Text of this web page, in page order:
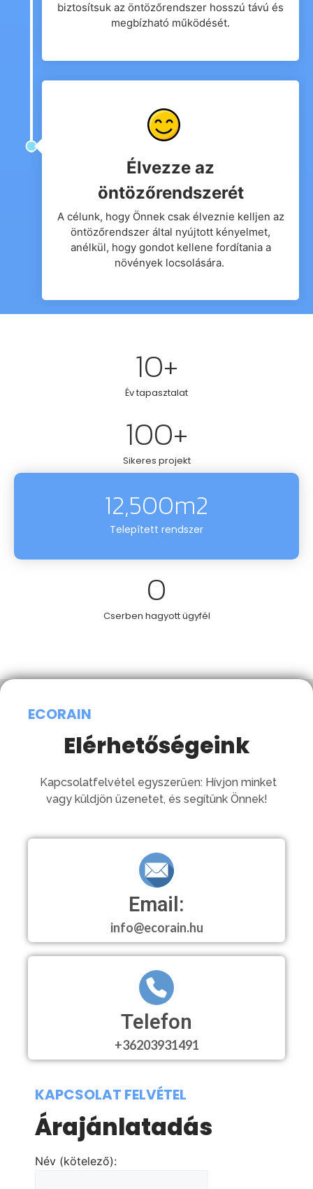
biztosítsuk az öntözőrendszer hosszú távú és
megbízható működését.
Élvezze az
öntözőrendszerét
A célunk, hogy Önnek csak élveznie kelljen az
öntözőrendszer által nyújtott kényelmet,
anélkül, hogy gondot kellene fordítania a
növények locsolására.
Év tapasztalat
10+
Sikeres projekt
100+
Telepített rendszer
12,500m2
Cserben hagyott ügyfél
0
ECORAIN
Elérhetőségeink
Kapcsolatfelvétel egyszerűen: Hívjon minket
vagy küldjön üzenetet, és segítünk Önnek!
Email:
info@ecorain.hu
Telefon
+36203931491
KAPCSOLAT FELVÉTEL
Árajánlatadás
Név (kötelező):